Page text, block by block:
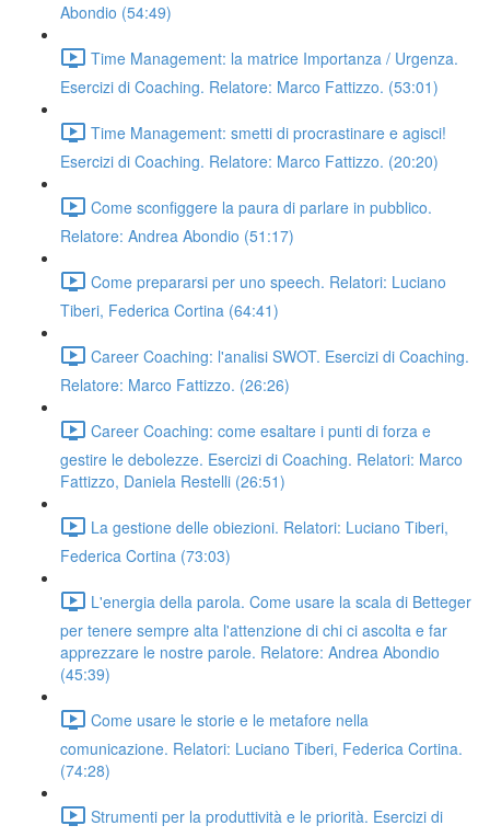
Abondio (54:49)
Time Management: la matrice Importanza / Urgenza.
Esercizi di Coaching. Relatore: Marco Fattizzo. (53:01)
Time Management: smetti di procrastinare e agisci!
Esercizi di Coaching. Relatore: Marco Fattizzo. (20:20)
Come sconfiggere la paura di parlare in pubblico.
Relatore: Andrea Abondio (51:17)
Come prepararsi per uno speech. Relatori: Luciano
Tiberi, Federica Cortina (64:41)
Career Coaching: l'analisi SWOT. Esercizi di Coaching.
Relatore: Marco Fattizzo. (26:26)
Career Coaching: come esaltare i punti di forza e
gestire le debolezze. Esercizi di Coaching. Relatori: Marco
Fattizzo, Daniela Restelli (26:51)
La gestione delle obiezioni. Relatori: Luciano Tiberi,
Federica Cortina (73:03)
L'energia della parola. Come usare la scala di Betteger
per tenere sempre alta l'attenzione di chi ci ascolta e far
apprezzare le nostre parole. Relatore: Andrea Abondio
(45:39)
Come usare le storie e le metafore nella
comunicazione. Relatori: Luciano Tiberi, Federica Cortina.
(74:28)
Strumenti per la produttività e le priorità. Esercizi di